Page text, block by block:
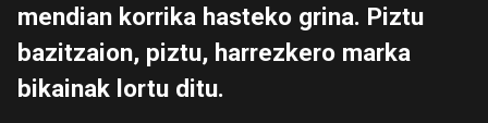
mendian korrika hasteko grina. Piztu
bazitzaion, piztu, harrezkero marka
bikainak lortu ditu.